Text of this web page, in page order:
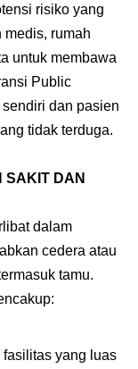
risiko yang
rumah
untuk membawa
Public
dan pasien
tidak terduga.
SAKIT DAN
dalam
cedera atau
tamu.
yang luas